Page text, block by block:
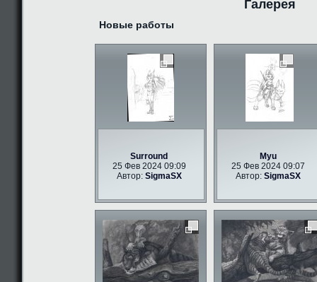
Галерея
Новые работы
Surround
25 Фев 2024 09:09
Автор: SigmaSX
Myu
25 Фев 2024 09:07
Автор: SigmaSX